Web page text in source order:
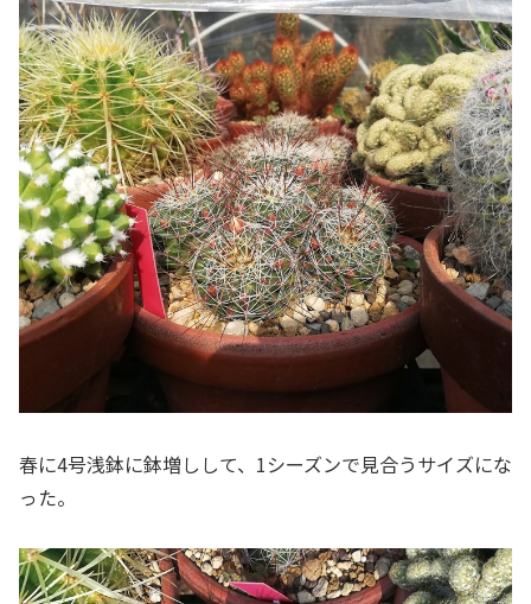
春に4号浅鉢に鉢増しして、1シーズンで見合うサイズにな
った。